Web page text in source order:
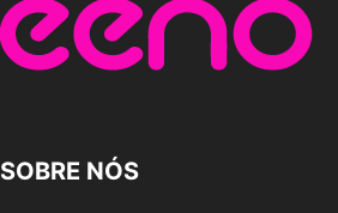
SOBRE NÓS